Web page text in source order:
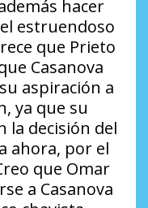
hacer
estruendoso
que Prieto
Casanova
aspiración a
ya que su
la decisión del
ahora, por el
que Omar
a Casanova